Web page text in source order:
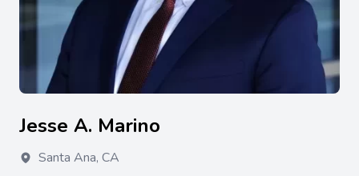
Jesse A. Marino
Santa Ana, CA